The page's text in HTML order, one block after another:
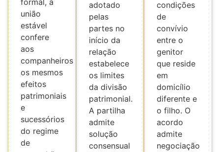
união
estável
confere
aos
companheiros
os mesmos
efeitos
patrimoniais
e
sucessórios
do regime
de
adotado
pelas
partes no
início da
relação
estabelece
os limites
da divisão
patrimonial.
A partilha
admite
solução
consensual
condições
de
convívio
entre o
genitor
que reside
em
domicílio
diferente e
o filho. O
acordo
admite
negociação